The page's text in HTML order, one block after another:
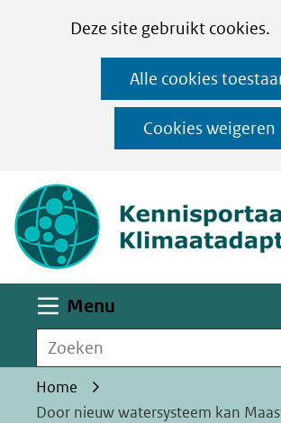
CookiesDeze site gebruikt cookies.
op
deze
website
worden
toegestaan
geweigerd.
Alle cookies
Cookies weigeren
Ga
naar
de
inhoud
Menu
Zoeken
Home
Door nieuw watersysteem kan